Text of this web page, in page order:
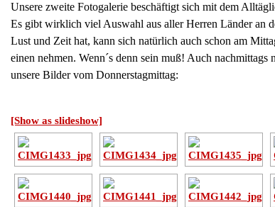
Unsere zweite Fotogalerie beschäftigt sich mit dem
Es gibt wirklich viel Auswahl aus aller Herren Länder an
Lust und Zeit hat, kann sich natürlich auch schon am
einen nehmen. Wenn´s denn sein muß! Auch
unsere Bilder vom Donnerstagmittag:
[Show as slideshow]